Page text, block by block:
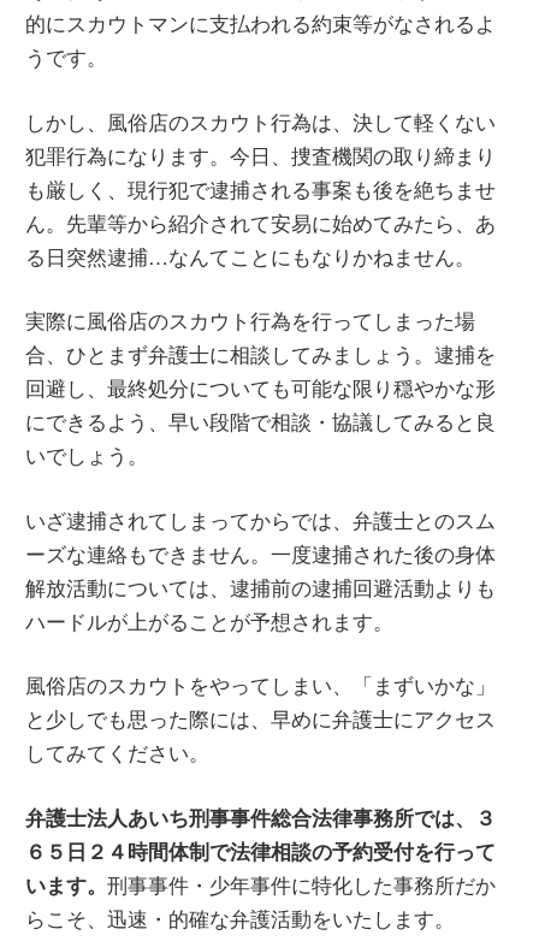
的にスカウトマンに支払われる約束等がなされるよ
うです。
しかし、風俗店のスカウト行為は、決して軽くない
犯罪行為になります。今日、捜査機関の取り締まり
も厳しく、現行犯で逮捕される事案も後を絶ちませ
ん。先輩等から紹介されて安易に始めてみたら、あ
る日突然逮捕…なんてことにもなりかねません。
実際に風俗店のスカウト行為を行ってしまった場
合、ひとまず弁護士に相談してみましょう。逮捕を
回避し、最終処分についても可能な限り穏やかな形
にできるよう、早い段階で相談・協議してみると良
いでしょう。
いざ逮捕されてしまってからでは、弁護士とのスム
ーズな連絡もできません。一度逮捕された後の身体
解放活動については、逮捕前の逮捕回避活動よりも
ハードルが上がることが予想されます。
風俗店のスカウトをやってしまい、「まずいかな」
と少しでも思った際には、早めに弁護士にアクセス
してみてください。
弁護士法人あいち刑事事件総合法律事務所では、３
６５日２４時間体制で法律相談の予約受付を行って
います。刑事事件・少年事件に特化した事務所だか
らこそ、迅速・的確な弁護活動をいたします。